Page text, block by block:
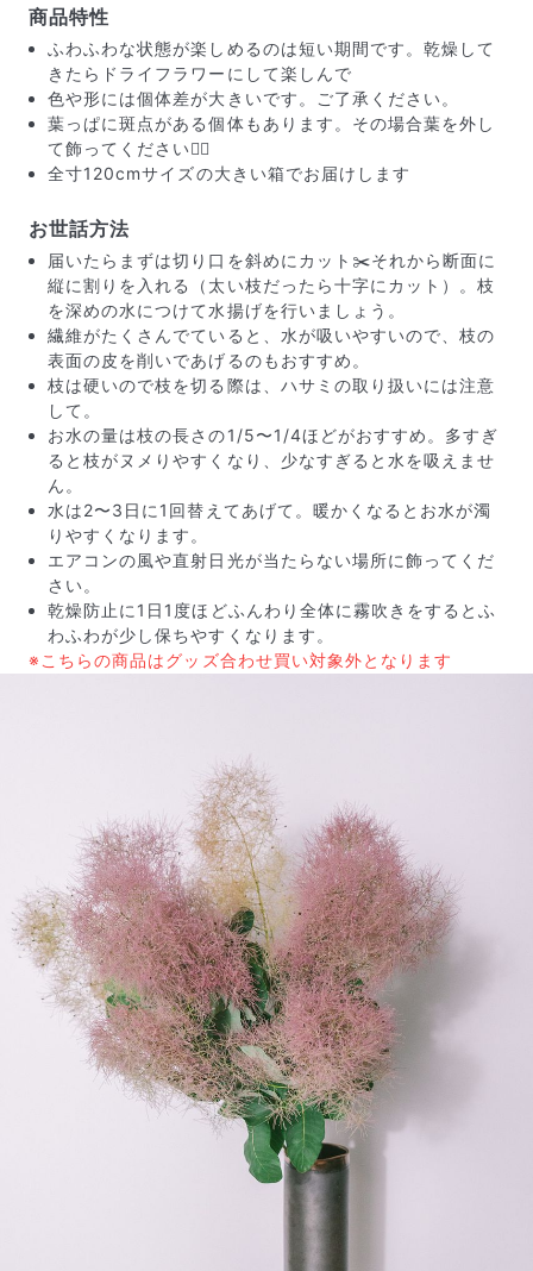
届いたお花に元気がなかったら？
もし届いたお花に「枯れている」「折れている」などの
不備があった場合は、些細なことでもお気軽にサポート
写真と同じものが届く？
商品ページに掲載している写真は、実際にお届けする商
品を撮影したものです。お花は生き物なので、どうして
も色味やサイズ・咲き方に個体差はありますが、できる
だけ写真のイメージに近いものをお届けできるように人
の目でチェックをしています。
よくある質問
Q. 毎月自動でお花が届くサービスですか？
いいえ、毎月自動でお届けするサービスではありません。好
きな時に好きな花をご注文いただけます。
Q. 配送できないエリアはありますか？
ただいま沖縄・離島エリアへの配送には対応しておりませ
商品特性
ふわふわな状態が楽しめるのは短い期間です。乾燥して
きたらドライフラワーにして楽しんで
色や形には個体差が大きいです。ご了承ください。
葉っぱに斑点がある個体もあります。その場合葉を外し
て飾ってください🙇‍♀️
全寸120cmサイズの大きい箱でお届けします
お世話方法
届いたらまずは切り口を斜めにカット✂️それから断面に
縦に割りを入れる（太い枝だったら十字にカット）。枝
を深めの水につけて水揚げを行いましょう。
繊維がたくさんでていると、水が吸いやすいので、枝の
表面の皮を削いであげるのもおすすめ。
枝は硬いので枝を切る際は、ハサミの取り扱いには注意
して。
お水の量は枝の長さの1/5〜1/4ほどがおすすめ。多すぎ
ると枝がヌメりやすくなり、少なすぎると水を吸えませ
ん。
水は2〜3日に1回替えてあげて。暖かくなるとお水が濁
りやすくなります。
エアコンの風や直射日光が当たらない場所に飾ってくだ
さい。
乾燥防止に1日1度ほどふんわり全体に霧吹きをするとふ
わふわが少し保ちやすくなります。
※こちらの商品はグッズ合わせ買い対象外となります